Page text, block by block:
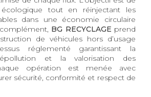
écologique tout en réinjectant les
dans une économie circulaire
BG RECYCLAGE prend
de véhicules hors d’usage
réglementé garantissant la
et la valorisation des
opération est menée avec
sécurité, conformité et respect de